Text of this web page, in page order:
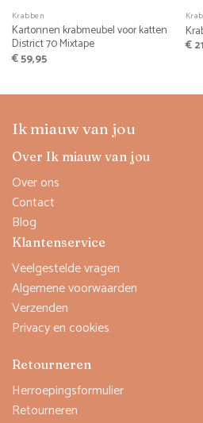
Krabben
Kartonnen krabmeubel voor katten
District 70 Mixtape
€59,95
€
Ik miauw van jou
Over Ik miauw van jou
Over ons
Contact
Blog
Klantenservice
Veelgestelde vragen
Algemene voorwaarden
Verzenden
Privacy en cookies
Retourneren
Herroepingsformulier
Retourneren